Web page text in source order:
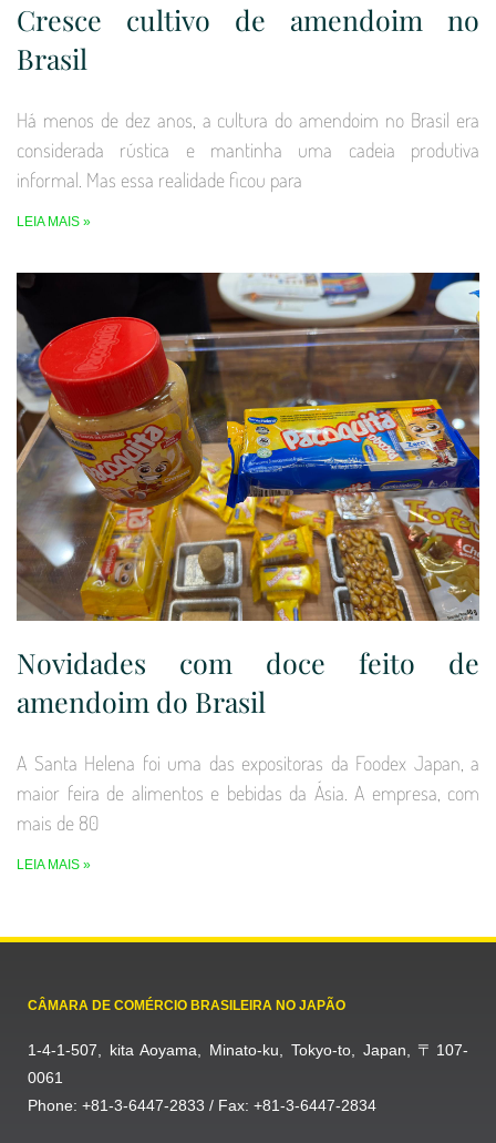
Cresce cultivo de amendoim no
Brasil
Há menos de dez anos, a cultura do amendoim no Brasil era
considerada rústica e mantinha uma cadeia produtiva
informal. Mas essa realidade ficou para
LEIA MAIS »
Novidades com doce feito de
amendoim do Brasil
A Santa Helena foi uma das expositoras da Foodex Japan, a
maior feira de alimentos e bebidas da Ásia. A empresa, com
mais de 80
LEIA MAIS »
CÂMARA DE COMÉRCIO BRASILEIRA NO JAPÃO
1-4-1-507, kita Aoyama, Minato-ku, Tokyo-to, Japan, 〒107-
0061
Phone: +81-3-6447-2833 / Fax: +81-3-6447-2834